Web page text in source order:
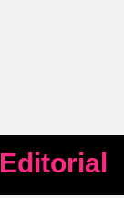
Editorial